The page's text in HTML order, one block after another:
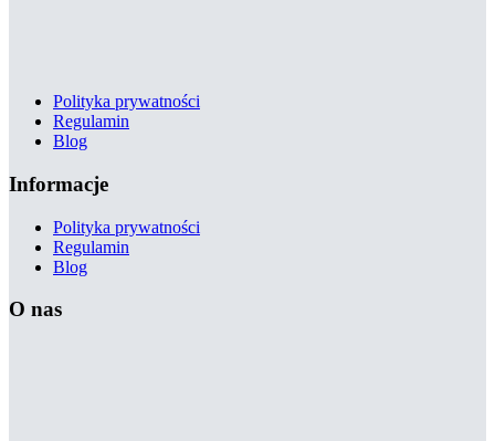
Polityka prywatności
Regulamin
Blog
Informacje
Polityka prywatności
Regulamin
Blog
O nas